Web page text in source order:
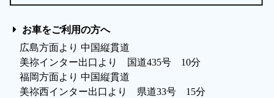
お車をご利用の方へ
広島方面より 中国縦貫道
美祢インター出口より 国道435号 10分
福岡方面より 中国縦貫道
美祢西インター出口より 県道33号 15分